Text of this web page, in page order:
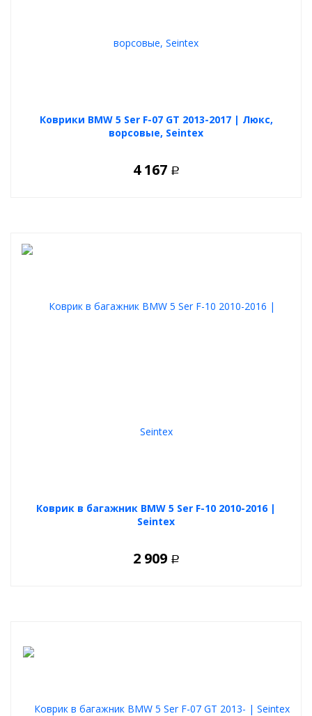
Коврики BMW 5 Ser F-07 GT 2013-2017 | Люкс,
ворсовые, Seintex
4 167 Р
Коврик в багажник BMW 5 Ser F-10 2010-2016 |
Seintex
2 909 Р